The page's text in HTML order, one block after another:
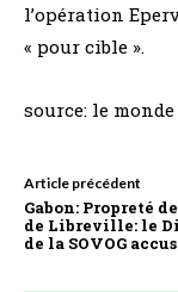
l’opération
« pour cible ».
source: le monde
Article précédent
Gabon: Propreté
de Libreville: le
de la SOVOG